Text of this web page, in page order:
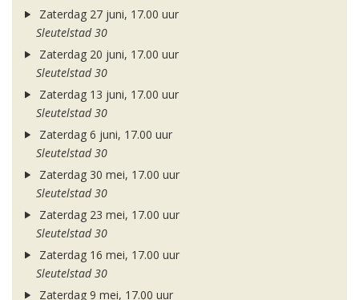
Zaterdag 27 juni, 17.00 uur
Sleutelstad 30
Zaterdag 20 juni, 17.00 uur
Sleutelstad 30
Zaterdag 13 juni, 17.00 uur
Sleutelstad 30
Zaterdag 6 juni, 17.00 uur
Sleutelstad 30
Zaterdag 30 mei, 17.00 uur
Sleutelstad 30
Zaterdag 23 mei, 17.00 uur
Sleutelstad 30
Zaterdag 16 mei, 17.00 uur
Sleutelstad 30
Zaterdag 9 mei, 17.00 uur